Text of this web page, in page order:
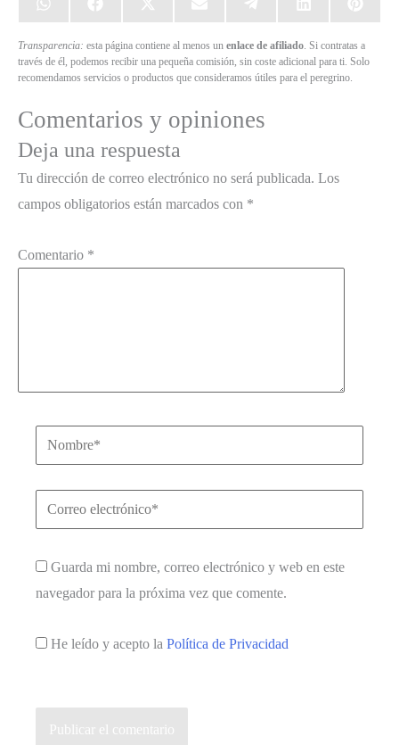
Compartir
en
WhatsApp
Compartir
en
Facebook
Compartir
en
(Twitter)
Compartir
en
Compartir
en
Telegram
Compartir
en
LinkedIn
en
Transparencia: esta página contiene al menos un enlace de afiliado. Si contratas a
través de él, podemos recibir una pequeña comisión, sin coste adicional para ti. Solo
recomendamos servicios o productos que consideramos útiles para el peregrino.
Comentarios y opiniones
Deja una respuesta
Tu dirección de correo electrónico no será publicada. Los
campos obligatorios están marcados con *
Comentario *
Nombre*
Correo
electrónico*
Guarda mi nombre, correo electrónico y web en este
navegador para la próxima vez que comente.
He leído y acepto la Política de Privacidad